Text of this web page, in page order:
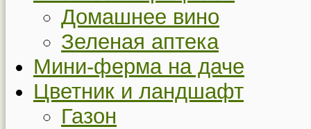
Домашнее вино
Зеленая аптека
Мини-ферма на даче
Цветник и ландшафт
Газон